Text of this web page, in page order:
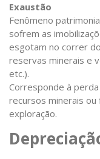
Exaustão
Fenômeno
sofrem as
esgotam no correr
reservas minerais e
etc.).
Corresponde à
recursos minerais
exploração.